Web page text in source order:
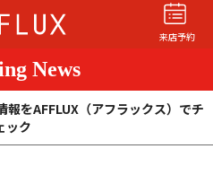
来店予約
News
をAFFLUX（アフラックス）でチ
ック